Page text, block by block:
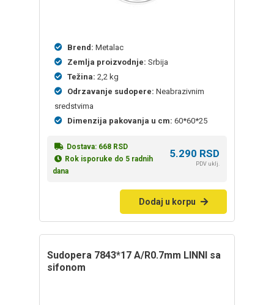
Brend: Metalac
Zemlja proizvodnje: Srbija
Težina: 2,2 kg
Odrzavanje sudopere: Neabrazivnim
sredstvima
Dimenzija pakovanja u cm: 60*60*25
Dostava: 668 RSD
Rok isporuke do 5 radnih
dana
5.290 RSD
PDV uklj.
Dodaj u korpu
sudopera 7843*17 A/R0.7mm LINNI sa
sifonom